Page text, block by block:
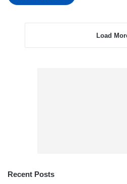
Load
Recent Posts